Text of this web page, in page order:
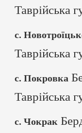
Таврійська
с.
Таврійська
с. Покровка
Таврійська
с. Чокрак